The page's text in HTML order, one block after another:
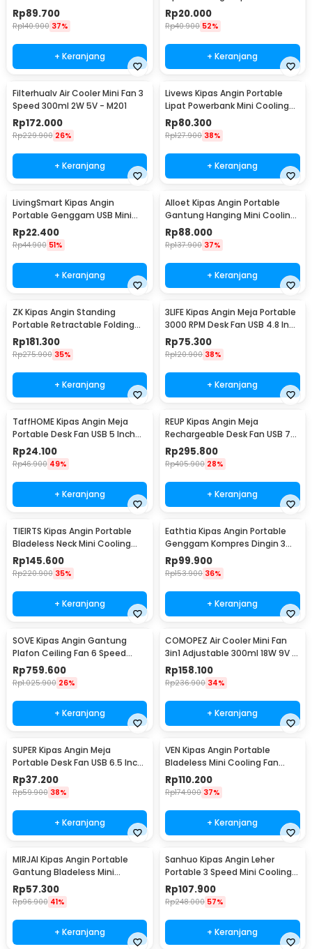
8W 5V - K-F009
Rp89.700
Rp140.900 37%
+ Keranjang
Inch - 818
Rp20.000
Rp40.900 52%
+ Keranjang
Filterhualv Air Cooler Mini Fan 3
Speed 300ml 2W 5V - M201
Rp172.000
Rp229.900 26%
+ Keranjang
Livews Kipas Angin Portable
Lipat Powerbank Mini Cooling
Fan 3000mAh - F3
Rp80.300
Rp127.900 38%
+ Keranjang
LivingSmart Kipas Angin
Portable Genggam USB Mini
Cooling Fan 1200mAh - SS-2
Rp22.400
Rp44.900 51%
+ Keranjang
Alloet Kipas Angin Portable
Gantung Hanging Mini Cooling
Fan 1800mAh - DQ203
Rp88.000
Rp137.900 37%
+ Keranjang
ZK Kipas Angin Standing
Portable Retractable Folding
Fan 7200mAh - ZK-20321
Rp181.300
Rp275.900 35%
+ Keranjang
3LIFE Kipas Angin Meja Portable
3000 RPM Desk Fan USB 4.8 Inch
5W - 312
Rp75.300
Rp120.900 38%
+ Keranjang
TaffHOME Kipas Angin Meja
Portable Desk Fan USB 5 Inch
2.5W - YZ-007
Rp24.100
Rp46.900 49%
+ Keranjang
REUP Kipas Angin Meja
Rechargeable Desk Fan USB 7
Inch 10000mAh - DQ212
Rp295.800
Rp405.900 28%
+ Keranjang
TIEIRTS Kipas Angin Portable
Bladeless Neck Mini Cooling
Fan 5000mAh - H12
Rp145.600
Rp220.900 35%
+ Keranjang
Eathtia Kipas Angin Portable
Genggam Kompres Dingin 3
Speed 2200mAh - WX-622
Rp99.900
Rp153.900 36%
+ Keranjang
SOVE Kipas Angin Gantung
Plafon Ceiling Fan 6 Speed
Reversible 52 Inch - FS2007
Rp759.600
Rp1.025.900 26%
+ Keranjang
COMOPEZ Air Cooler Mini Fan
3in1 Adjustable 300ml 18W 9V -
YY-01
Rp158.100
Rp236.900 34%
+ Keranjang
SUPER Kipas Angin Meja
Portable Desk Fan USB 6.5 Inch
4.5W - A8
Rp37.200
Rp59.900 38%
+ Keranjang
VEN Kipas Angin Portable
Bladeless Mini Cooling Fan
Power Bank 3000mAh - 348
Rp110.200
Rp174.900 37%
+ Keranjang
MIRJAI Kipas Angin Portable
Gantung Bladeless Mini
Cooling Fan 1200mAh - 6171
Rp57.300
Rp96.900 41%
+ Keranjang
Sanhuo Kipas Angin Leher
Portable 3 Speed Mini Cooling
Fan 1800mAh - 350
Rp107.900
Rp248.000 57%
+ Keranjang